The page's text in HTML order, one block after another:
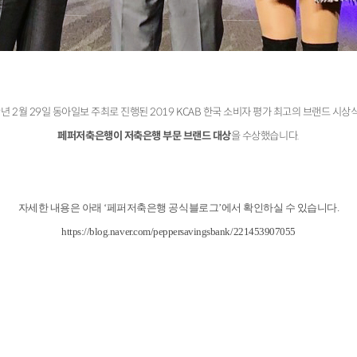
2월 29일 동아일보 주최로 진행된 2019 KCAB 한국 소비자 평가 최고의 브랜드 시상
페퍼저축은행이 저축은행 부문 브랜드 대상을 수상했습니다.
자세한 내용은 아래 ‘페퍼저축은행 공식블로그’에서 확인하실 수 있습니다.
https://blog.naver.com/peppersavingsbank/221453907055